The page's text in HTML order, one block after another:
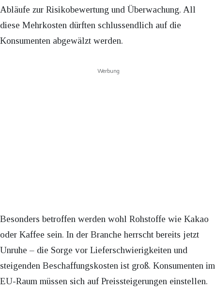
Abläufe zur Risikobewertung und Überwachung. All
diese Mehrkosten dürften schlussendlich auf die
Konsumenten abgewälzt werden.
Werbung
Besonders betroffen werden wohl Rohstoffe wie Kakao
oder Kaffee sein. In der Branche herrscht bereits jetzt
Unruhe – die Sorge vor Lieferschwierigkeiten und
steigenden Beschaffungskosten ist groß. Konsumenten im
EU-Raum müssen sich auf Preissteigerungen einstellen.